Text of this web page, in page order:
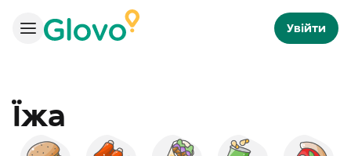
Увійти
Їжа